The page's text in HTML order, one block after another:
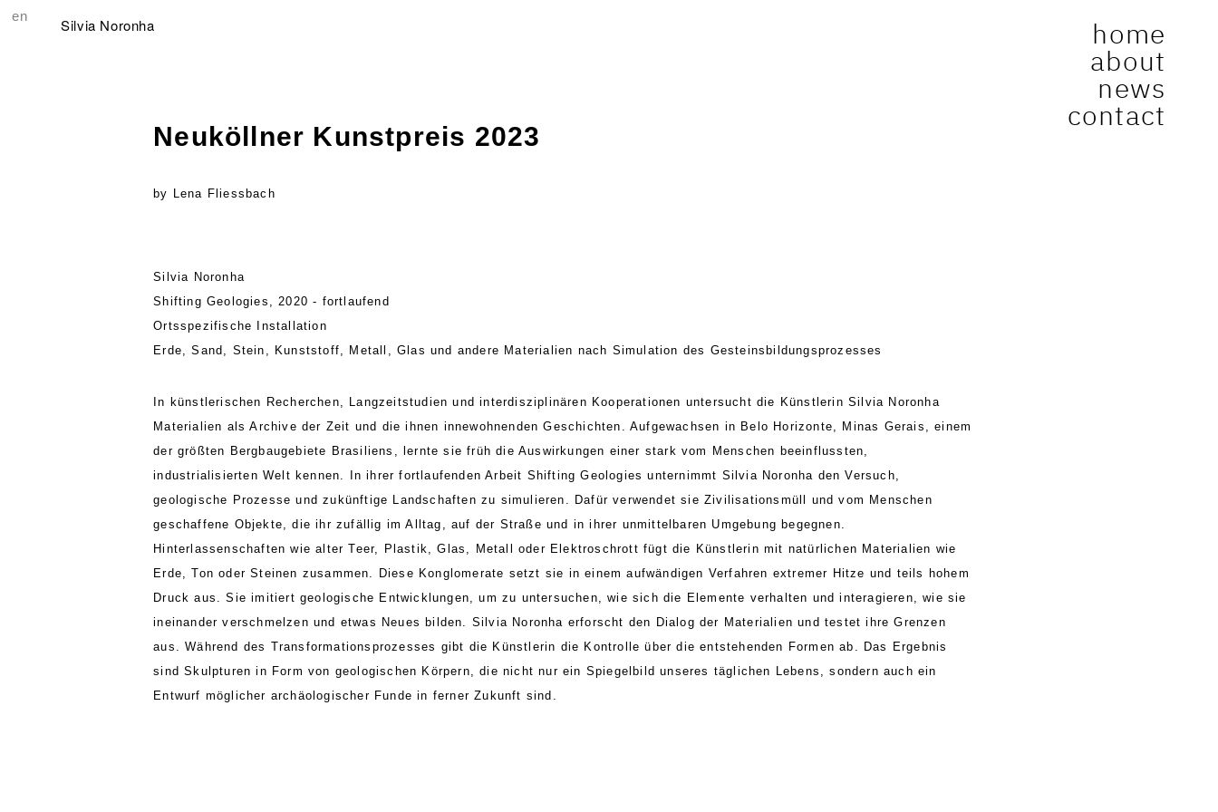
Silvia Noronha home
about
news
contact
en
Neuköllner Kunstpreis 2023
by Lena Fliessbach
Silvia Noronha
Shifting Geologies, 2020 - fortlaufend
Ortsspezifische Installation
Erde, Sand, Stein, Kunststoff, Metall, Glas und andere Materialien nach Simulation des Gesteinsbildungsprozesses
In künstlerischen Recherchen, Langzeitstudien und interdisziplinären Kooperationen untersucht die Künstlerin Silvia Noronha
Materialien als Archive der Zeit und die ihnen innewohnenden Geschichten. Aufgewachsen in Belo Horizonte, Minas Gerais, einem
der größten Bergbaugebiete Brasiliens, lernte sie früh die Auswirkungen einer stark vom Menschen beeinflussten,
industrialisierten Welt kennen. In ihrer fortlaufenden Arbeit Shifting Geologies unternimmt Silvia Noronha den Versuch,
geologische Prozesse und zukünftige Landschaften zu simulieren. Dafür verwendet sie Zivilisationsmüll und vom Menschen
geschaffene Objekte, die ihr zufällig im Alltag, auf der Straße und in ihrer unmittelbaren Umgebung begegnen.
Hinterlassenschaften wie alter Teer, Plastik, Glas, Metall oder Elektroschrott fügt die Künstlerin mit natürlichen Materialien wie
Erde, Ton oder Steinen zusammen. Diese Konglomerate setzt sie in einem aufwändigen Verfahren extremer Hitze und teils hohem
Druck aus. Sie imitiert geologische Entwicklungen, um zu untersuchen, wie sich die Elemente verhalten und interagieren, wie sie
ineinander verschmelzen und etwas Neues bilden. Silvia Noronha erforscht den Dialog der Materialien und testet ihre Grenzen
aus. Während des Transformationsprozesses gibt die Künstlerin die Kontrolle über die entstehenden Formen ab. Das Ergebnis
sind Skulpturen in Form von geologischen Körpern, die nicht nur ein Spiegelbild unseres täglichen Lebens, sondern auch ein
Entwurf möglicher archäologischer Funde in ferner Zukunft sind.